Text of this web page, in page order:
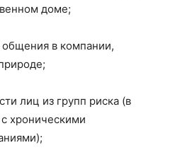
доме;
общения в компании,
лиц из групп риска (в
хроническими